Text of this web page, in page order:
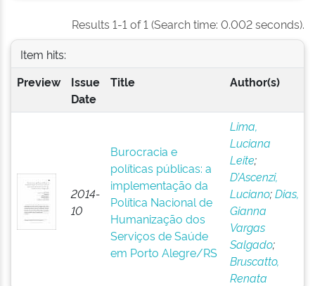
Results 1-1 of 1 (Search time: 0.002 seconds).
Item hits:
Preview
Issue
Date
Title Author(s)
2014-
10
Burocracia e
políticas públicas: a
implementação da
Política Nacional de
Humanização dos
Serviços de Saúde
em Porto Alegre/RS
Lima,
Luciana
Leite;
D’Ascenzi,
Luciano;Dias,
Gianna
Vargas
Salgado;
Bruscatto,
Renata